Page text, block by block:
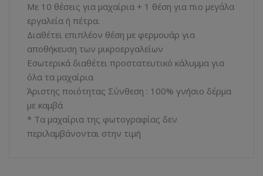
Με 10 θέσεις για μαχαίρια + 1 θέση για πιο μεγάλα
εργαλεία ή πέτρα.
Διαθέτει επιπλέον θέση με φερμουάρ για
αποθήκευση των μικροεργαλείων
Εσωτερικά διαθέτει προστατευτικό κάλυμμα για
όλα τα μαχαίρια
Άριστης ποιότητας Σύνθεση : 100% γνήσιο δέρμα
με καμβά
* Τα μαχαίρια της φωτογραφίας δεν
περιλαμβάνονται στην τιμή